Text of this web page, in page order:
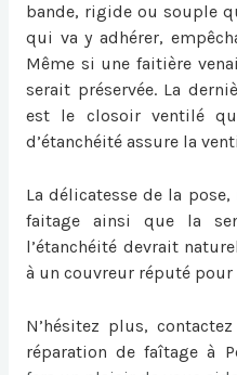
bande, rigide ou souple
qui va y adhérer,
Même si une faitière
serait préservée. La
est le closoir ventilé
d’étanchéité assure la
La délicatesse de la
faitage ainsi que la
l’étanchéité devrait
à un couvreur réputé pour
N’hésitez plus,
réparation de faîtage à